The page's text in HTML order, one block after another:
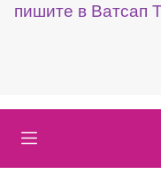
пишите в Ватсап